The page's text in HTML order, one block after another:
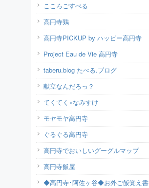
こころごすぺる
高円寺鶏
高円寺PICKUP by ハッピー高円寺
Project Eau de Vie 高円寺
taberu.blog たべる.ブログ
献立なんだろっ？
てくてく×なみすけ
モヤモヤ高円寺
ぐるぐる高円寺
高円寺でおいしいグーグルマップ
高円寺飯屋
◆高円寺･阿佐ヶ谷◆お外ご飯覚え書